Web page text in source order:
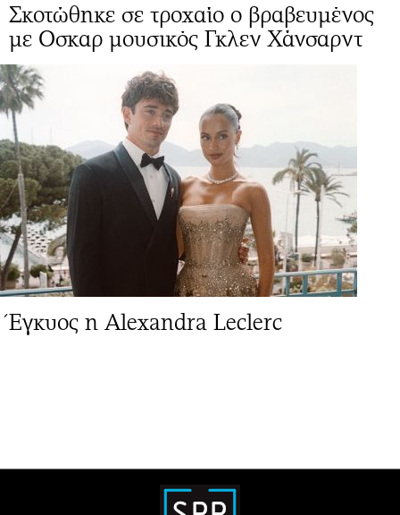
Σκοτώθηκε σε τροχαίο ο βραβευμένος
με Οσκαρ μουσικός Γκλεν Χάνσαρντ
Έγκυος η Alexandra Leclerc